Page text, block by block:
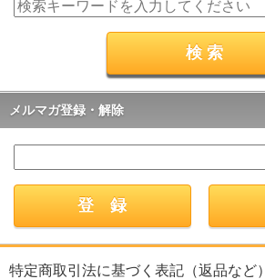
メルマガ登録・解除
特定商取引法に基づく表記（返品など）